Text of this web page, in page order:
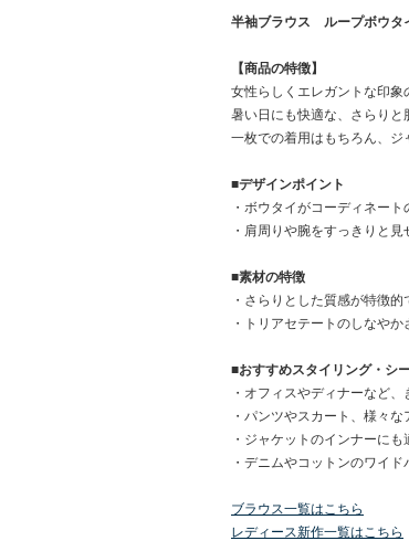
半袖ブラウス ループボウタ
【商品の特徴】
女性らしくエレガントな印象
暑い日にも快適な、さらりと
一枚での着用はもちろん、ジ
■デザインポイント
・ボウタイがコーディネート
・肩周りや腕をすっきりと見
■素材の特徴
・さらりとした質感が特徴
・トリアセテートのしなや
■おすすめスタイリング・シ
・オフィスやディナーなど
・パンツやスカート、様々
・ジャケットのインナーにも
・デニムやコットンのワイ
ブラウス一覧はこちら
レディース新作一覧はこちら